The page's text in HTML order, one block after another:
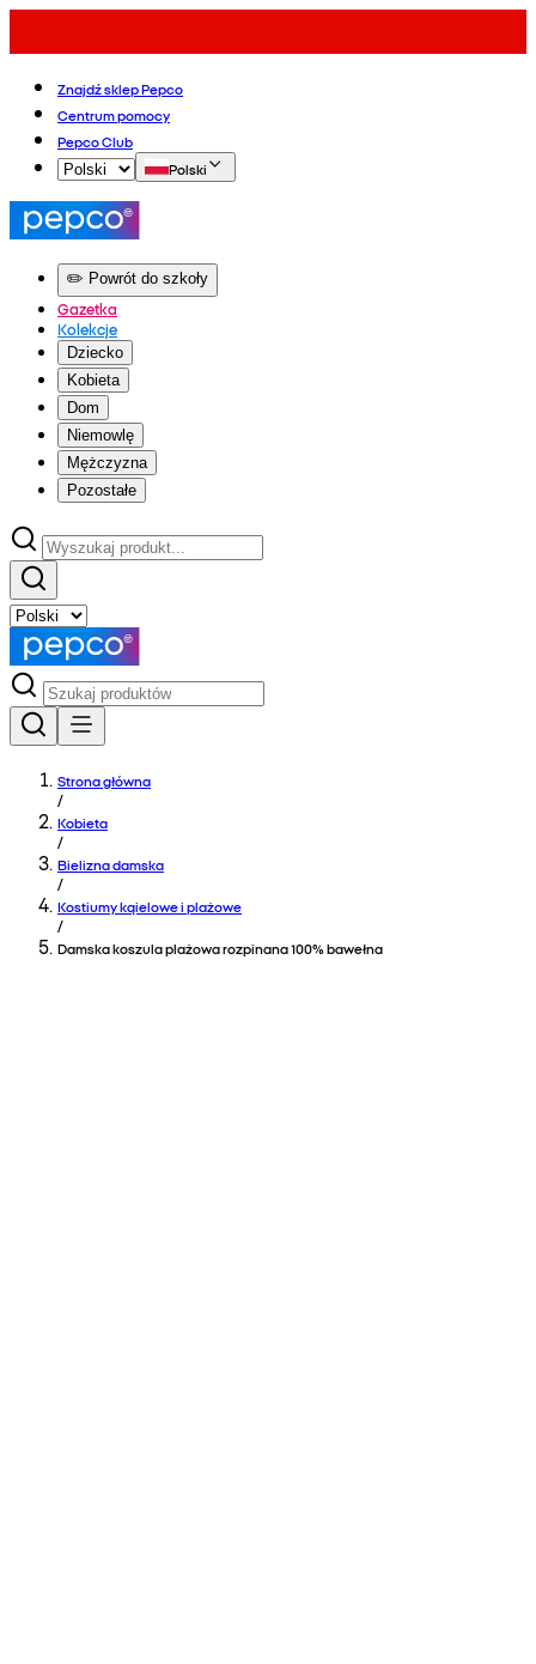
Znajdź sklep Pepco
Centrum pomocy
Pepco Club
Polski
✏️ Powrót do szkoły
Gazetka
Kolekcje
Dziecko
Kobieta
Dom
Niemowlę
Mężczyzna
Pozostałe
Strona główna
/
Kobieta
/
Bielizna damska
/
Kostiumy kąielowe i plażowe
/
Damska koszula plażowa rozpinana 100% bawełna